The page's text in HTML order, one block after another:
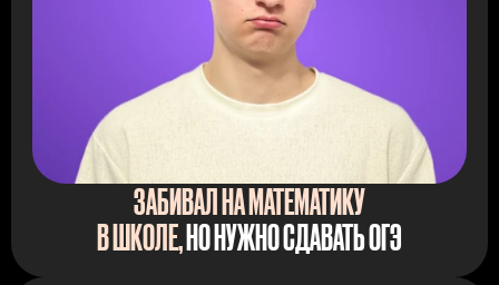
ЗАБИВАЛ НА МАТЕМАТИКУ
В ШКОЛЕ,НО НУЖНО СДАВАТЬ ОГЭ